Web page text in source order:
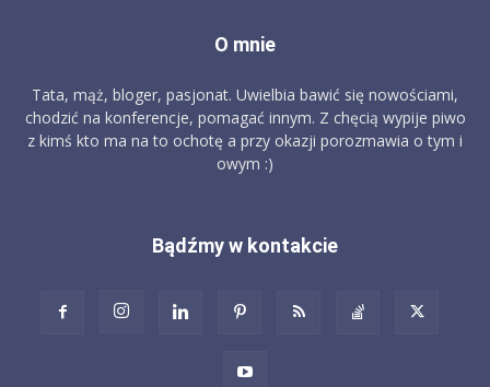
O mnie
Tata, mąż, bloger, pasjonat. Uwielbia bawić się nowościami,
chodzić na konferencje, pomagać innym. Z chęcią wypije piwo
z kimś kto ma na to ochotę a przy okazji porozmawia o tym i
owym :)
Bądźmy w kontakcie